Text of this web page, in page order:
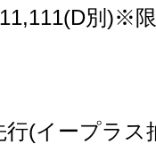
別 )※
行(イープラス